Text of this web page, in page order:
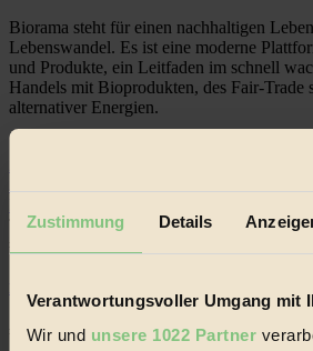
Zustimmung Details
Verantwortungsvoller Umgang mit
Wir und unsere 1022 Partner
Biorama steht für einen nachhaltigen
Lebenswandel. Es ist eine moderne
und Produkte, ein Leitfaden im schnell
Handels mit Bioprodukten, des Fair-Trade
alternativer Energien.
Themen